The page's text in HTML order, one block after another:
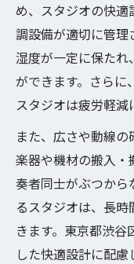
め、スタジオの快適
調設備が適切に管理
湿度が一定に保たれ
ができます。さらに
スタジオは疲労軽減
また、広さや動線の
楽器や機材の搬入・
奏者同士がぶつから
るスタジオは、長
きます。東京都渋谷
した快適設計に配